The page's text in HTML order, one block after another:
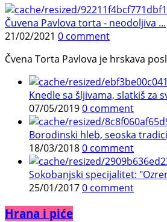
Čuvena Pavlova torta - neodoljiva ...
21/02/2021 0 comment
Čvena Torta Pavlova je hrskava
Knedle sa šljivama, slatkiš za
07/05/20190 comment
Borodinski hleb, seoska
18/03/20180 comment
Sokobanjski specijalitet:
25/01/20170 comment
Hrana i piće